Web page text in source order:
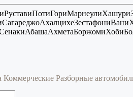
РуставиПотиГориМарнеулиХашури
СагареджоАхалцихеЗестафониВани
АбашаАхметаБоржомиХоби
Коммерческие Разборные